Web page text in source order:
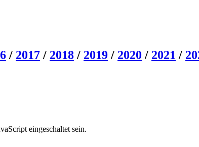
/ 2017 / 2018 / 2019 / 2020 / 2021 /
eingeschaltet sein.